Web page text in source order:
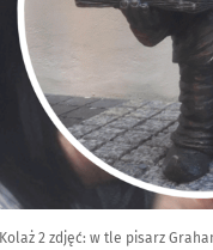
Kolaż 2 zdjęć: w tle pisarz